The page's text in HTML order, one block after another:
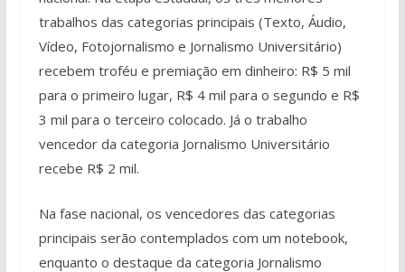
trabalhos das categorias principais (Texto, Áudio,
Vídeo, Fotojornalismo e Jornalismo Universitário)
recebem troféu e premiação em dinheiro: R$ 5 mil
para o primeiro lugar, R$ 4 mil para o segundo e R$
3 mil para o terceiro colocado. Já o trabalho
vencedor da categoria Jornalismo Universitário
recebe R$ 2 mil.
Na fase nacional, os vencedores das categorias
principais serão contemplados com um notebook,
enquanto o destaque da categoria Jornalismo